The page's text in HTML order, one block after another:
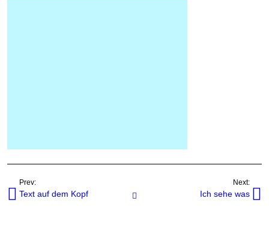
Prev:
Text auf dem Kopf
Next:
Ich sehe was